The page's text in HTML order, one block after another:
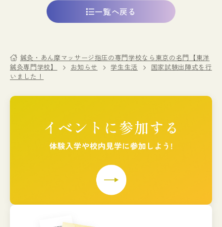
一覧へ戻る
鍼灸・あん摩マッサージ指圧の専門学校なら東京の名門【東洋
鍼灸専門学校】
お知らせ 学生生活
国家試験出陣式を行
いました！